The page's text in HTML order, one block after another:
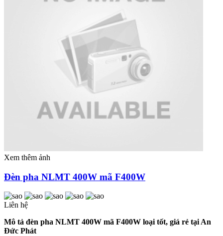
Xem thêm ảnh
Đèn pha NLMT 400W mã F400W
Liên hệ
Mô tả đèn pha NLMT 400W mã F400W loại tốt, giá rẻ tại An
Đức Phát